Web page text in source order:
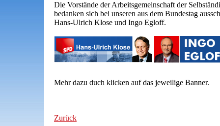
Die Vorstände der Arbeitsgemeinschaft der
bedanken sich bei unseren aus dem Bundestag
Hans-Ulrich Klose und Ingo Egloff.
Mehr dazu duch klicken auf das jeweilige Banner.
Zurück